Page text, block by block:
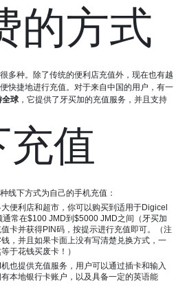
的方式
多种。除了传统的便利店充值外，现在也有越
快捷地进行充值。对于来自中国的用户，有一
全球 ，它提供了牙买加的充值服务，并且支持
充值
线下方式为自己的手机充值：
便利店和超市，你可以购买到适用于Digicel
常在$100 JMD到$5000 JMD之间（牙买加
卡并获得PIN码，按提示进行充值即可。（注
，并且如果卡面上没有写清楚兑换方式，一
于花钱买废卡！）
也提供充值服务，用户可以通过插卡和输入
本地银行卡账户，以及具备一定的英语能